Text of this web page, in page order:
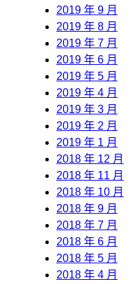
2019 年 9 月
2019 年 8 月
2019 年 7 月
2019 年 6 月
2019 年 5 月
2019 年 4 月
2019 年 3 月
2019 年 2 月
2019 年 1 月
2018 年 12 月
2018 年 11 月
2018 年 10 月
2018 年 9 月
2018 年 7 月
2018 年 6 月
2018 年 5 月
2018 年 4 月